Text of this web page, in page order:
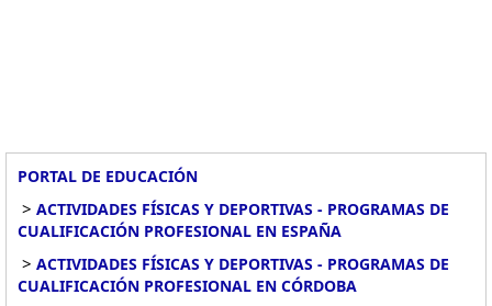
PORTAL DE EDUCACIÓN
> ACTIVIDADES FÍSICAS Y DEPORTIVAS - PROGRAMAS DE
CUALIFICACIÓN PROFESIONAL EN ESPAÑA
> ACTIVIDADES FÍSICAS Y DEPORTIVAS - PROGRAMAS DE
CUALIFICACIÓN PROFESIONAL EN CÓRDOBA